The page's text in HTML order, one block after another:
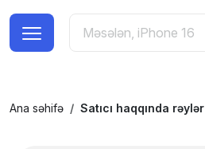
Ana səhifə Satıcı haqqında rəylər